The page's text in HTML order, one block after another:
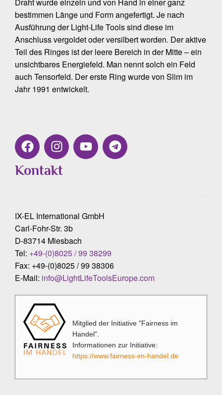
bestimmen Länge und Form angefertigt. Je nach
Ausführung der Light-Life Tools sind diese im
Anschluss vergoldet oder versilbert worden. Der aktive
Teil des Ringes ist der leere Bereich in der Mitte – ein
unsichtbares Energiefeld. Man nennt solch ein Feld
auch Tensorfeld. Der erste Ring wurde von Slim im
Jahr 1991 entwickelt.
Kontakt
IX-EL International GmbH
Carl-Fohr-Str. 3b
D-83714 Miesbach
Tel: +49-(0)8025 / 99 38299
Fax: +49-(0)8025 / 99 38306
E-Mail: info@LightLifeToolsEurope.com
Mitglied der Initiative "Fairness im
Handel".
Informationen zur Initiative:
https://www.fairness-im-handel.de